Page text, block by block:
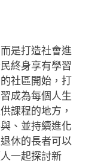
是打造社會進
終身享有學習
社區開始，打
成為每個人生
課程的地方，
、並持續進化
休的長者可以
一起探討新